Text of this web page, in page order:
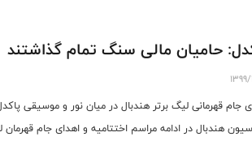
حامیان مالی سنگ تمام گذاشتند
جام قهرمانی لیگ برتر هندبال در میان نور و موسیقی
هندبال در ادامه مراسم اختتامیه و اهدای جام قهرمان